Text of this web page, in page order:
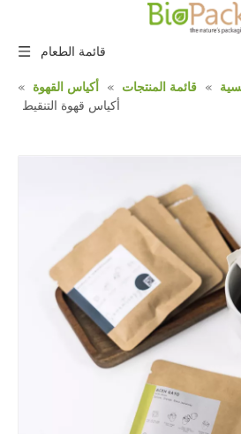
قائمة الطعام
» قائمة المنتجات » أكياس القهوة
»
أكياس قهوة التنقيط